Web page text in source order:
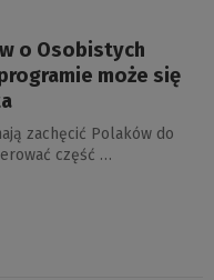
o Osobistych
może się
zachęcić Polaków do
część …